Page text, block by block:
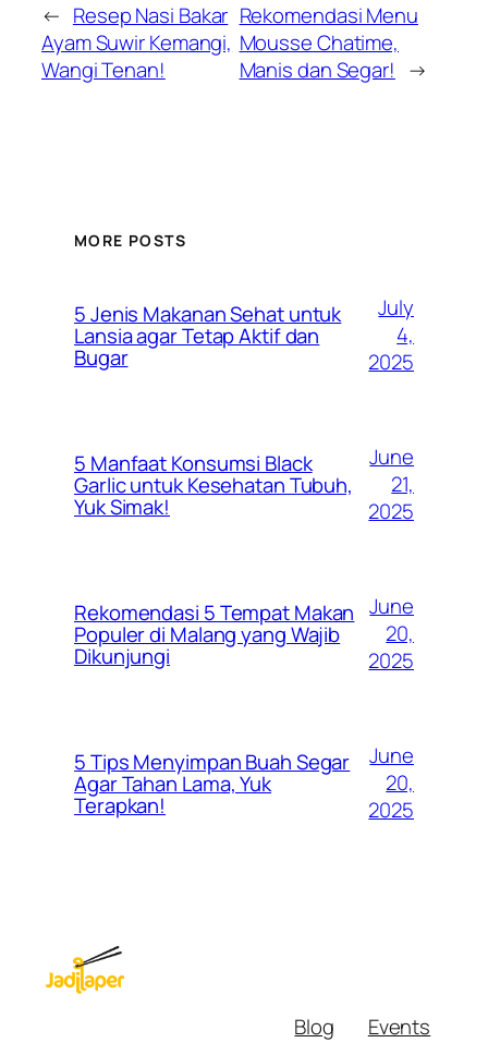
← Resep Nasi Bakar
Ayam Suwir Kemangi,
Wangi Tenan!
Rekomendasi Menu
Mousse Chatime,
Manis dan Segar! →
MORE POSTS
5 Jenis Makanan Sehat untuk
Lansia agar Tetap Aktif dan
Bugar
July
4,
2025
5 Manfaat Konsumsi Black
Garlic untuk Kesehatan Tubuh,
Yuk Simak!
June
21,
2025
Rekomendasi 5 Tempat Makan
Populer di Malang yang Wajib
Dikunjungi
June
20,
2025
5 Tips Menyimpan Buah Segar
Agar Tahan Lama, Yuk
Terapkan!
June
20,
2025
Blog
Events